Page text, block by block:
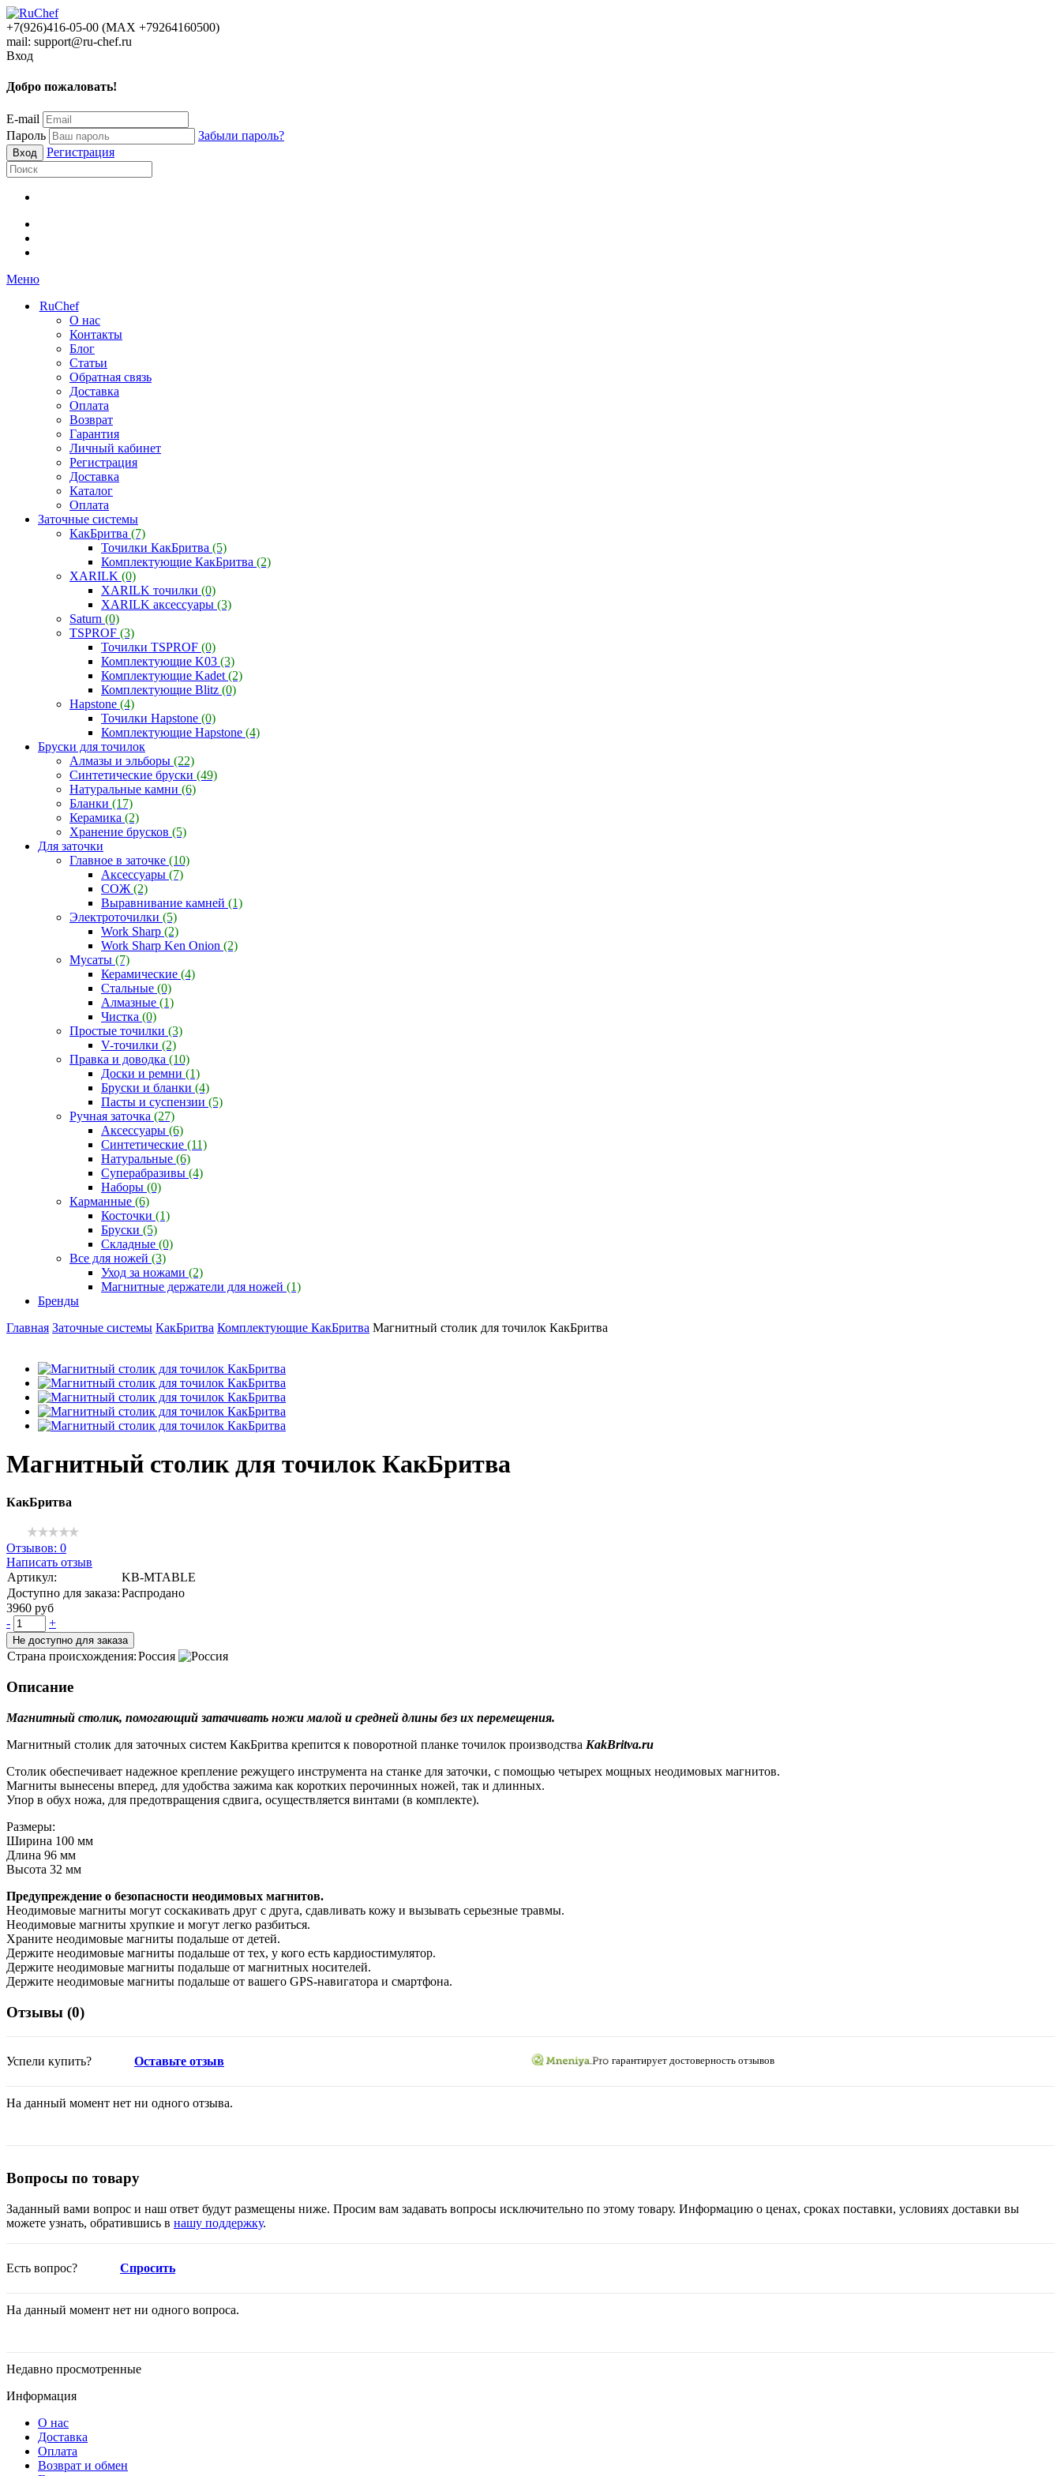
+7(926)416-05-00 (МАХ +79264160500)
mail: support@ru-chef.ru
Вход
Добро пожаловать!
E-mail
Пароль
Забыли пароль?
Регистрация
Меню
RuChef
О нас
Контакты
Блог
Статьи
Обратная связь
Доставка
Оплата
Возврат
Гарантия
Личный кабинет
Регистрация
Доставка
Каталог
Оплата
Заточные системы
КакБритва (7)
Точилки КакБритва (5)
Комплектующие КакБритва (2)
XARILK (0)
XARILK точилки (0)
XARILK аксессуары (3)
Saturn (0)
TSPROF (3)
Точилки TSPROF (0)
Комплектующие K03 (3)
Комплектующие Kadet (2)
Комплектующие Blitz (0)
Hapstone (4)
Точилки Hapstone (0)
Комплектующие Hapstone (4)
Бруски для точилок
Алмазы и эльборы (22)
Синтетические бруски (49)
Натуральные камни (6)
Бланки (17)
Керамика (2)
Хранение брусков (5)
Для заточки
Главное в заточке (10)
Аксессуары (7)
СОЖ (2)
Выравнивание камней (1)
Электроточилки (5)
Work Sharp (2)
Work Sharp Ken Onion (2)
Мусаты (7)
Керамические (4)
Стальные (0)
Алмазные (1)
Чистка (0)
Простые точилки (3)
V-точилки (2)
Правка и доводка (10)
Доски и ремни (1)
Бруски и бланки (4)
Пасты и суспензии (5)
Ручная заточка (27)
Аксессуары (6)
Синтетические (11)
Натуральные (6)
Суперабразивы (4)
Наборы (0)
Карманные (6)
Косточки (1)
Бруски (5)
Складные (0)
Все для ножей (3)
Уход за ножами (2)
Магнитные держатели для ножей (1)
Бренды
Главная Заточные системы КакБритва Комплектующие КакБритва Магнитный столик для точилок КакБритва
Магнитный столик для точилок КакБритва
КакБритва
Отзывов: 0
Написать отзыв
Артикул:
KB-MTABLE
Доступно для заказа:Распродано
3960 руб
-
+
Не доступно для заказа
Страна происхождения:Россия
Описание
Магнитный столик, помогающий затачивать ножи малой и средней длины без их перемещения.
Магнитный столик для заточных систем КакБритва крепится к поворотной планке точилок производства KakBritva.ru
Столик обеспечивает надежное крепление режущего инструмента на станке для заточки, с помощью четырех мощных неодимовых магнитов.
Магниты вынесены вперед, для удобства зажима как коротких перочинных ножей, так и длинных.
Упор в обух ножа, для предотвращения сдвига, осуществляется винтами (в комплекте).
Размеры:
Ширина 100 мм
Длина 96 мм
Высота 32 мм
Предупреждение о безопасности неодимовых магнитов.
Неодимовые магниты могут соскакивать друг с друга, сдавливать кожу и вызывать серьезные травмы.
Неодимовые магниты хрупкие и могут легко разбиться.
Храните неодимовые магниты подальше от детей.
Держите неодимовые магниты подальше от тех, у кого есть кардиостимулятор.
Держите неодимовые магниты подальше от магнитных носителей.
Держите неодимовые магниты подальше от вашего GPS-навигатора и смартфона.
Отзывы (0)
Успели купить? Оставьте отзыв гарантирует достоверность отзывов
На данный момент нет ни одного отзыва.
Вопросы по товару
Заданный вами вопрос и наш ответ будут размещены ниже. Просим вам задавать вопросы исключительно по этому товару. Информацию о ценах, сроках поставки, условиях доставки вы
можете узнать, обратившись в нашу поддержку.
Есть вопрос? Спросить
На данный момент нет ни одного вопроса.
Недавно просмотренные
Информация
О нас
Доставка
Оплата
Возврат и обмен